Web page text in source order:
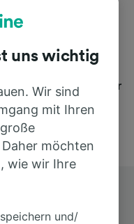
Sie einfach oben
und
Sie mit uns.
von mehr
nach
uns wichtig
Wir sind
mit Ihren
möchten
wie wir Ihre
und/